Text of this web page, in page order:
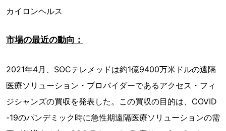
カイロンヘルス
市場の最近の動向：
2021年4月、SOCテレメッドは約1億9400万米ドルの遠隔
医療ソリューション・プロバイダーであるアクセス・フィ
ジシャンズの買収を発表した。この買収の目的は、COVID
-19のパンデミック時に急性期遠隔医療ソリューションの需